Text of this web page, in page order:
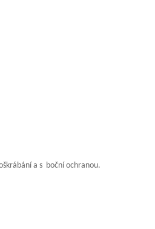
a s boční ochranou.